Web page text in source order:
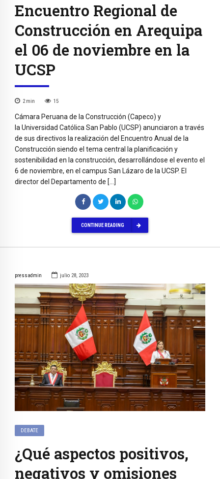
Encuentro Regional de
Construcción en Arequipa
el 06 de noviembre en la
UCSP
2 min 15
Cámara Peruana de la Construcción (Capeco) y
la Universidad Católica San Pablo (UCSP) anunciaron a través
de sus directivos la realización del Encuentro Anual de la
Construcción siendo el tema central la planificación y
sostenibilidad en la construcción, desarrollándose el evento el
6 de noviembre, en el campus San Lázaro de la UCSP. El
director del Departamento de […]
CONTINUE READING
pressadmin julio 28, 2023
DEBATE
¿Qué aspectos positivos,
negativos y omisiones